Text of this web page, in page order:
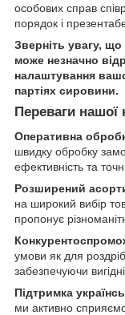
особових справ
порядок і
Зверніть увагу, що
може незначно
налаштування
партіях сировини.
Переваги нашої
Оперативна
швидку обробку
ефективність та
Розширений
на широкий вибір
пропонує
умови як для
забезпечуючи
Підтримка
ми активно